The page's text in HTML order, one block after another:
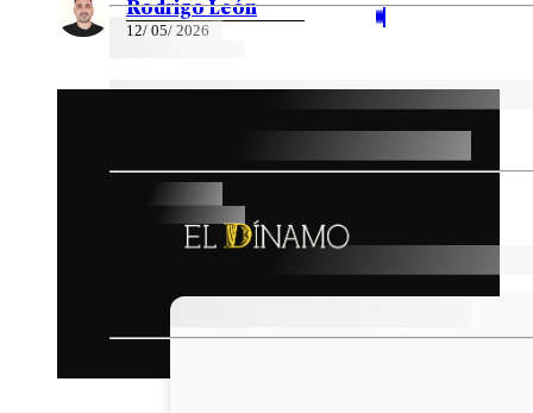
Rodrigo León
12/ 05/ 2026